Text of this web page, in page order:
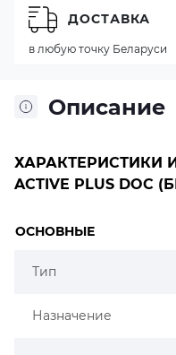
Описание
ХАРАКТЕРИСТИКИ
ACTIVE PLUS DOC
ОСНОВНЫЕ
Тип
Назначение
ДОСТАВКА
в любую точку Беларуси